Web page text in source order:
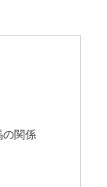
の関係